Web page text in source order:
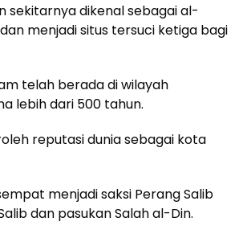
sekitarnya dikenal sebagai al-
menjadi situs tersuci ketiga bagi
telah berada di wilayah
lebih dari 500 tahun.
reputasi dunia sebagai kota
menjadi saksi Perang Salib
dan pasukan Salah al-Din.